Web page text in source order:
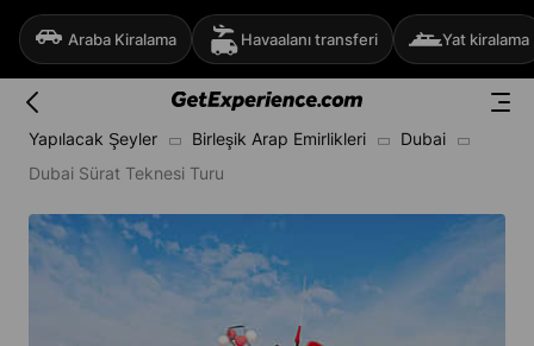
Araba Kiralama Havaalanı transferi Yat kiralama
Yapılacak Şeyler Birleşik Arap Emirlikleri
Dubai
Dubai Sürat Teknesi Turu